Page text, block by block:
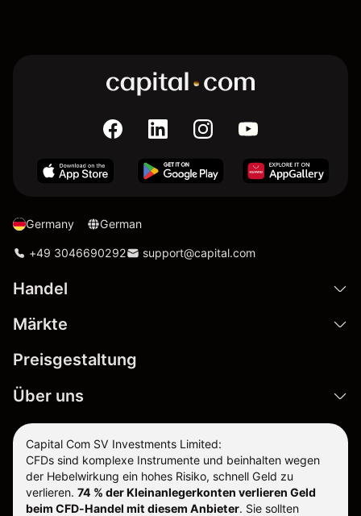
Germany German
+49 3046690292 support@capital.com
Handel
Märkte
Preisgestaltung
Über uns
Capital Com SV Investments Limited:
CFDs sind komplexe Instrumente und beinhalten wegen
der Hebelwirkung ein hohes Risiko, schnell Geld zu
verlieren. 74 % der Kleinanlegerkonten verlieren Geld
beim CFD-Handel mit diesem Anbieter. Sie sollten